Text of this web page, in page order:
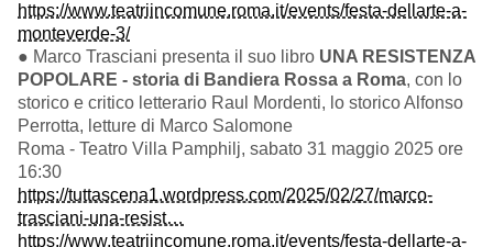
https://www.teatriincomune.roma.it/events/festa-dellarte-a-
monteverde-3/
● Marco Trasciani presenta il suo libro UNA RESISTENZA
POPOLARE - storia di Bandiera Rossa a Roma, con lo
storico e critico letterario Raul Mordenti, lo storico Alfonso
Perrotta, letture di Marco Salomone
Roma - Teatro Villa Pamphilj, sabato 31 maggio 2025 ore
16:30
https://tuttascena1.wordpress.com/2025/02/27/marco-
trasciani-una-resist…
https://www.teatriincomune.roma.it/events/festa-dellarte-a-